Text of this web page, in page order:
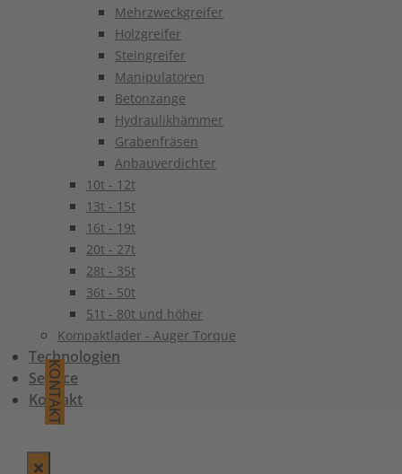
Mehrzweckgreifer
Holzgreifer
Steingreifer
Manipulatoren
Betonzange
Hydraulikhämmer
Grabenfräsen
Anbauverdichter
10t - 12t
13t - 15t
16t - 19t
20t - 27t
28t - 35t
36t - 50t
51t - 80t und höher
Kompaktlader - Auger Torque
Technologien
Service
Kontakt
KONTAKT